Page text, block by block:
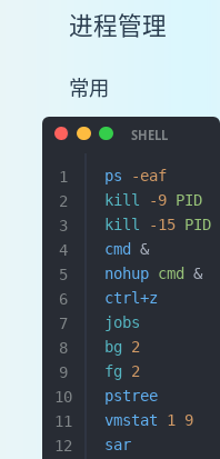
进程管理
常用
ps -eaf
kill -9 PID
kill -15 PID
cmd
nohup cmd
ctrl+z
jobs
bg 2
fg 2
pstree
vmstat 1 9
sar